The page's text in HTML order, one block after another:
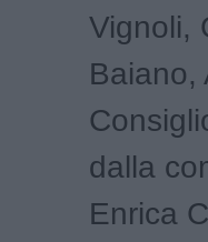
Vignoli,
Baiano,
dalla
Enrica